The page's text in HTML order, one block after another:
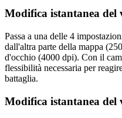
Modifica istantanea del
Passa a una delle 4
dall'altra parte della mappa
d'occhio (4000 dpi). Con il
flessibilità necessaria per
battaglia.
Modifica istantanea del